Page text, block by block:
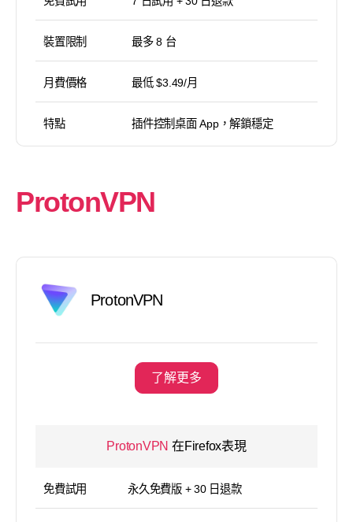
裝置限制 最多 8 台
月費價格 最低 $3.49/月
特點 插件控制桌面 App，解鎖穩定
ProtonVPN
ProtonVPN
了解更多
ProtonVPN 在Firefox表現
免費試用 永久免費版 + 30 日退款